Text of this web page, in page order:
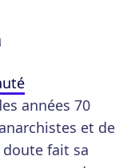
années 70
et de
doute fait sa